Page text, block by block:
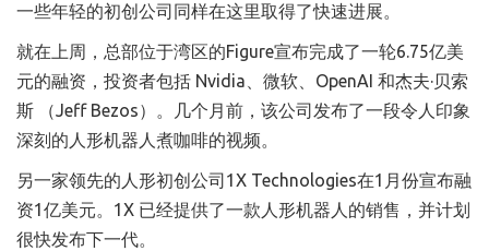
一些年轻的初创公司同样在这里取得了快速进展。
就在上周，总部位于湾区的Figure宣布完成了一轮6.75亿美
元的融资，投资者包括 Nvidia、微软、OpenAI 和杰夫·贝索
斯 （Jeff Bezos）。几个月前，该公司发布了一段令人印象
深刻的人形机器人煮咖啡的视频。
另一家领先的人形初创公司1X Technologies在1月份宣布融
资1亿美元。1X 已经提供了一款人形机器人的销售，并计划
很快发布下一代。